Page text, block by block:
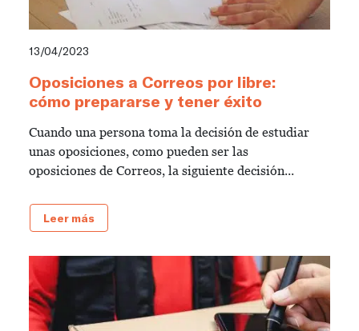
13/04/2023
Oposiciones a Correos por libre:
cómo prepararse y tener éxito
Cuando una persona toma la decisión de estudiar
unas oposiciones, como pueden ser las
oposiciones de Correos, la siguiente decisión...
Leer más